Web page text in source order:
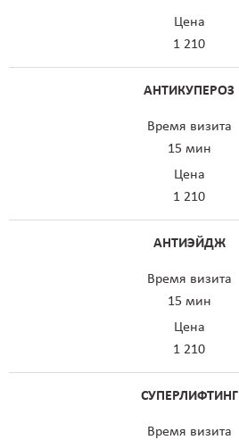
Цена
1 210
АНТИКУПЕРОЗ
Время визита
15 мин
Цена
1 210
АНТИЭЙДЖ
Время визита
15 мин
Цена
1 210
СУПЕРЛИФТИНГ
Время визита